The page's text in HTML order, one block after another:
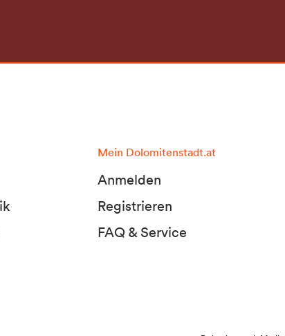
Mein Dolomitenstadt.at
Anmelden
Registrieren
FAQ & Service